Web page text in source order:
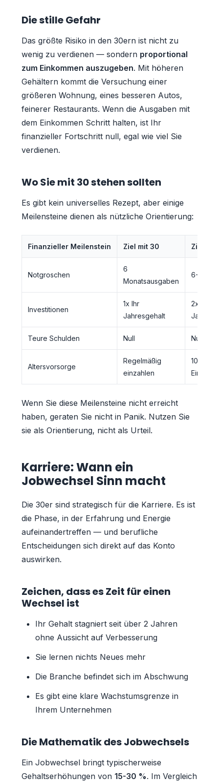
Die stille Gefahr
Das größte Risiko in den 30ern ist nicht zu
wenig zu verdienen — sondern proportional
zum Einkommen auszugeben. Mit höheren
Gehältern kommt die Versuchung einer
größeren Wohnung, eines besseren Autos,
feinerer Restaurants. Wenn die Ausgaben mit
dem Einkommen Schritt halten, ist Ihr
finanzieller Fortschritt null, egal wie viel Sie
verdienen.
Wo Sie mit 30 stehen sollten
Es gibt kein universelles Rezept, aber einige
Meilensteine dienen als nützliche Orientierung:
Finanzieller Meilenstein Ziel mit 30 Ziel mit
Notgroschen
6
Monatsausgaben
6-12
Investitionen
1x Ihr
Jahresgehalt
2x Ihr
Teure Schulden Null Null
Altersvorsorge
Regelmäßig
einzahlen
10-15 %
Wenn Sie diese Meilensteine nicht erreicht
haben, geraten Sie nicht in Panik. Nutzen Sie
sie als Orientierung, nicht als Urteil.
Karriere: Wann ein
Jobwechsel Sinn macht
Die 30er sind strategisch für die Karriere. Es ist
die Phase, in der Erfahrung und Energie
aufeinandertreffen — und berufliche
Entscheidungen sich direkt auf das Konto
auswirken.
Zeichen, dass es Zeit für einen
Wechsel ist
Ihr Gehalt stagniert seit über 2 Jahren
ohne Aussicht auf Verbesserung
Sie lernen nichts Neues mehr
Die Branche befindet sich im Abschwung
Es gibt eine klare Wachstumsgrenze in
Ihrem Unternehmen
Die Mathematik des Jobwechsels
Ein Jobwechsel bringt typischerweise
Gehaltserhöhungen von 15-30 %. Im Vergleich